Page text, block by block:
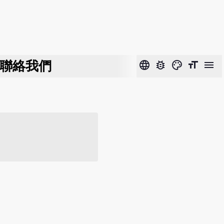
絡我們 language bug_report color_lens format_size menu